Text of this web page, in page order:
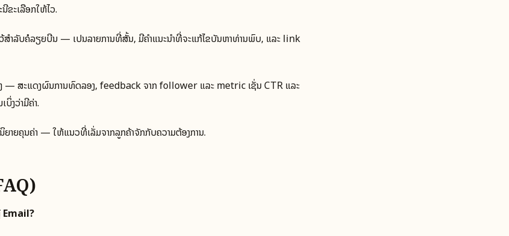
ຂະເລືອກໃຫ້ໄວ.
ສໍາລັບຄໍລຽຍບີນ — ເປັນລາຍການທີ່ສັ້ນ, ມີຄໍາແນະນໍາທີ່ຈະແກ້ໄຂບັນຫາທ່ານພົບ, ແລະ link
— ສະແດງຜົນການທົດລອງ, feedback ຈາກ follower ແລະ metric ເຊັ່ນ CTR ແລະ
ງວ່າມີຄ່າ.
າຍຄຸນຄ່າ — ໃຫ້ແນວທີ່ເລັ່ມຈາກລູກຄ້າຈັກກັບຄວາມຕ້ອງການ.